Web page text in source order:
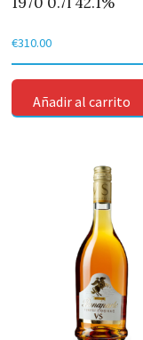
€310.00
Añadir al carrito